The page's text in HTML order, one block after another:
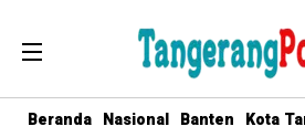
Beranda Nasional Banten Kota